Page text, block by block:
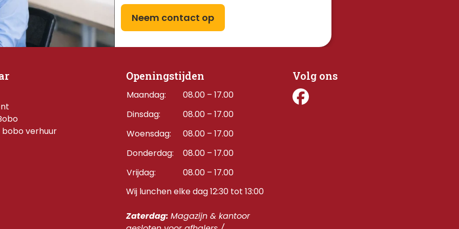
Neem contact op
verhuur
Openingstijden
Maandag:
08.00 – 17.00
Dinsdag:
08.00 – 17.00
Woensdag:
08.00 – 17.00
Donderdag: 08.00 – 17.00
Vrijdag:
08.00 – 17.00
Wij lunchen elke dag 12:30 tot 13:00
Zaterdag: Magazijn & kantoor
Volg ons